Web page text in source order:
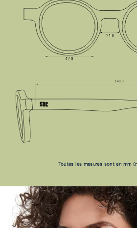
Toutes les mesures sont en mm